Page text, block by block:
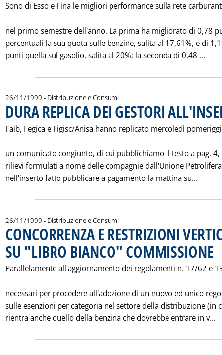
Sono di Esso e Fina le migliori performance sulla rete
nel primo semestre dell'anno. La prima ha migliorato di 0,78
percentuali la sua quota sulle benzine, salita al 17,61%, e di
punti quella sul gasolio, salita al 20%; la seconda di 0,48 ...
26/11/1999 - Distribuzione e Consumi
DURA REPLICA DEI GESTORI
Faib, Fegica e Figisc/Anisa hanno replicato mercoledì
un comunicato congiunto, di cui pubblichiamo il testo a pag. 4,
rilievi formulati a nome delle compagnie dall'Unione Petrolifera
nell'inserto fatto pubblicare a pagamento la mattina su...
26/11/1999 - Distribuzione e Consumi
CONCORRENZA E RESTRIZIONI
SU "LIBRO BIANCO" COMMISSIONE
Parallelamente all'aggiornamento dei regolamenti n. 17/62 e
necessari per procedere all'adozione di un nuovo ed unico
sulle esenzioni per categoria nel settore della distribuzione (in
rientra anche quello della benzina che dovrebbe entrare in v...